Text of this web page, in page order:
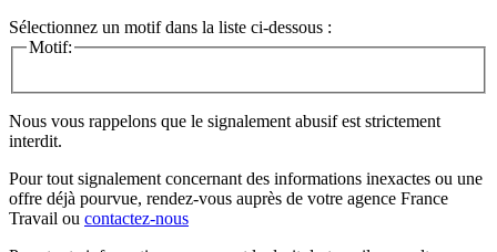
Sélectionnez un motif dans la liste ci-dessous :
Motif:
Nous vous rappelons que le signalement abusif est strictement
interdit.
Pour tout signalement concernant des informations inexactes ou une
offre déjà pourvue, rendez-vous auprès de votre agence France
Travail ou contactez-nous